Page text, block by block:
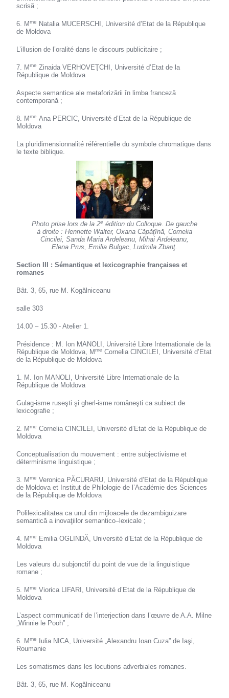
scrisă ;
6. Mme
Natalia MUCERSCHI, Université d’Etat de la République
de Moldova
L’illusion de l’oralité dans le discours publicitaire ;
7. Mme Zinaida VERHOVEŢCHI, Université d’Etat de la
République de Moldova
Aspecte semantice ale metaforizării în limba franceză
contemporană ;
8. Mme Ana PERCIC, Université d’Etat de la République de
Moldova
La pluridimensionnalité référentielle du symbole chromatique dans
le texte biblique.
Photo prise lors de la 2e édition du Colloque. De gauche
à droite : Henriette Walter, Oxana Căpăţînă, Cornelia
Cincilei, Sanda Maria Ardeleanu, Mihai Ardeleanu,
Elena Prus, Emilia Bulgac, Ludmila Zbanţ.
Section III : Sémantique et lexicographie françaises et
romanes
Bât. 3, 65, rue M. Kogălniceanu
salle 303
14.00 – 15.30 - Atelier 1.
Présidence : M. Ion MANOLI, Université Libre Internationale de la
République de Moldova, Mme Cornelia CINCILEI, Université d’Etat
de la République de Moldova
1. M. Ion MANOLI, Université Libre Internationale de la
République de Moldova
Gulag-isme ruseşti şi gherl-isme româneşti ca subiect de
lexicografie ;
2. Mme Cornelia CINCILEI, Université d’Etat de la République de
Moldova
Conceptualisation du mouvement : entre subjectivisme et
déterminisme linguistique ;
3. Mme Veronica PĂCURARU, Université d’Etat de la République
de Moldova et Institut de Philologie de l’Académie des Sciences
de la République de Moldova
Polilexicalitatea ca unul din mijloacele de dezambiguizare
semantică a inovaţiilor semantico–lexicale ;
4. Mme
Emilia OGLINDĂ, Université d’Etat de la République de
Moldova
Les valeurs du subjonctif du point de vue de la linguistique
romane ;
5. Mme Viorica LIFARI, Université d’Etat de la République de
Moldova
L’aspect communicatif de l’interjection dans l’œuvre de A.A. Milne
„Winnie le Pooh” ;
6. Mme
Iulia NICA, Université „Alexandru Ioan Cuza” de Iaşi,
Roumanie
Les somatismes dans les locutions adverbiales romanes.
Bât. 3, 65, rue M. Kogălniceanu